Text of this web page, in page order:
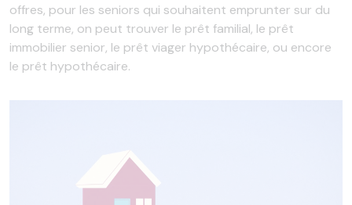
offres, pour les seniors qui souhaitent emprunter sur du
long terme, on peut trouver le prêt familial, le prêt
immobilier senior, le prêt viager hypothécaire, ou encore
le prêt hypothécaire.